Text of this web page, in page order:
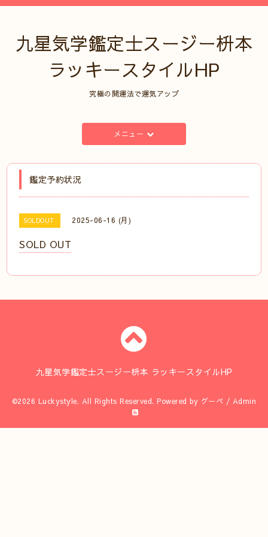
九星気学鑑定士スージー枡本
ラッキースタイルHP
究極の開運法で運気アップ
メニュー
鑑定予約状況
SOLDOUT 2025-06-16 (月)
SOLD OUT
九星気学鑑定士スージー枡本 ラッキースタイルHP
©2026 Luckystyle. All Rights Reserved. Powered by グーペ / Admin